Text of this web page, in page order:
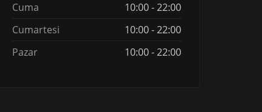
Cuma
10:00 - 22:00
Cumartesi
10:00 - 22:00
Pazar
10:00 - 22:00